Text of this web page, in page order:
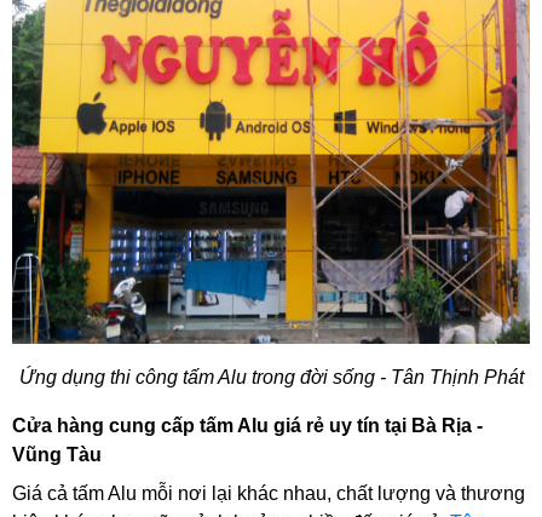
Ứng dụng thi công tấm Alu trong đời sống - Tân Thịnh Phát
Cửa hàng cung cấp tấm Alu giá rẻ uy tín tại Bà Rịa -
Vũng Tàu
Giá cả tấm Alu mỗi nơi lại khác nhau, chất lượng và thương